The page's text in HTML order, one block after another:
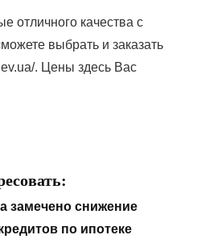
отличного качества с
выбрать и заказать
. Цены здесь Вас
замечено снижение
по ипотеке